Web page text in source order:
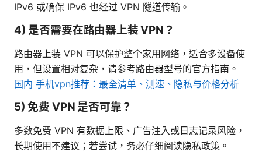
IPv6 或确保 IPv6 也经过 VPN 隧道传输。
4) 是否需要在路由器上装 VPN？
路由器上装 VPN 可以保护整个家用网络，适合多设备使
用，但设置相对复杂，请参考路由器型号的官方指南。
国内 手机vpn推荐：最全清单、测速、隐私与价格分析
5) 免费 VPN 是否可靠？
多数免费 VPN 有数据上限、广告注入或日志记录风险，
长期使用不建议；若尝试，务必仔细阅读隐私政策。